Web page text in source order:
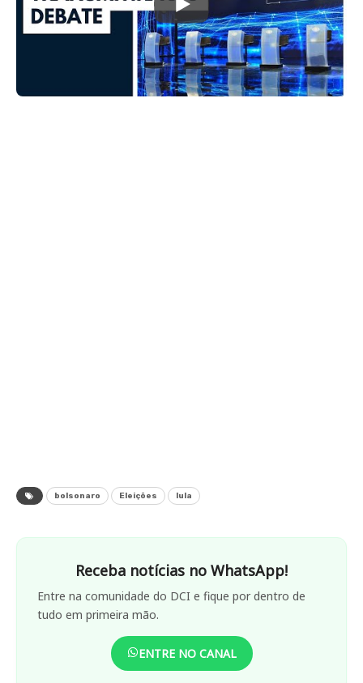
bolsonaro Eleições lula
Receba notícias no WhatsApp!
Entre na comunidade do DCI e fique por dentro de
tudo em primeira mão.
ENTRE NO CANAL